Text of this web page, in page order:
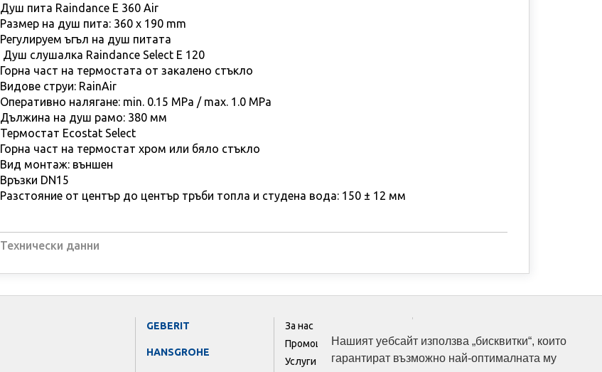
Нашият уебсайт използва „бисквитки“, които
гарантират възможно най-оптималната му
Душ пита Raindance Е 360 Air
Размер на душ пита: 360 х 190 mm
Регулируем ъгъл на душ питата
Душ слушалка Raindance Select E 120
Горна част на термостата от закалено стъкло
Видове струи: RainAir
Оперативно налягане: min. 0.15 MPa / max. 1.0 MPa
Дължина на душ рамо: 380 мм
Термостат Ecostat Select
Горна част на термостат хром или бяло стъкло
Вид монтаж: външен
Връзки DN15
Разстояние от център до център тръби топла и студена вода: 150 ± 12 мм
Технически данни
GEBERIT
HANSGROHE
За нас
Промоции
Услуги
Помощ
Контакти